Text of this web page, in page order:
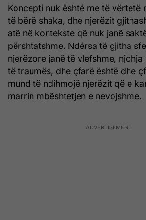
Koncepti nuk është me të vërtetë
të bërë shaka, dhe njerëzit
atë në kontekste që nuk janë
përshtatshme. Ndërsa të gjitha
njerëzore janë të vlefshme,
të traumës, dhe çfarë është dhe
mund të ndihmojë njerëzit që e
marrin mbështetjen e nevojshme.